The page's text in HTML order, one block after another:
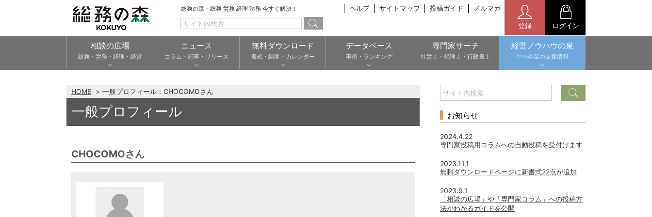
総務の森 - 総務 労務 経理 法務 今すぐ解決！ ヘルプ サイトマップ 投稿ガイド メルマガ
登録 ログイン
相談の広場
総務・労務・経理・経営
ニュース
コラム・記事・リリース
無料ダウンロード
書式・調査・カレンダー
データベース
事例・ランキング
専門家サーチ
社労士・税理士・行政書士
経営ノウハウの泉
中小企業の支援情報
HOME 一般プロフィール：CHOCOMOさん
一般プロフィール
CHOCOMOさん
お知らせ
2024.4.22
専門家投稿用コラムへの自動投稿を受付けます
2023.11.1
無料ダウンロードページに新書式22点が追加
2023.9.1
「相談の広場」や「専門家コラム」への投稿方
法がわかるガイドを公開